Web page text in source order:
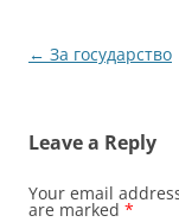
Post
← За государство
Leave a Reply
Your email
are marked *